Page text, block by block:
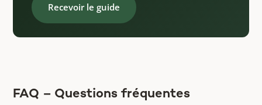
Recevoir le guide
FAQ – Questions fréquentes